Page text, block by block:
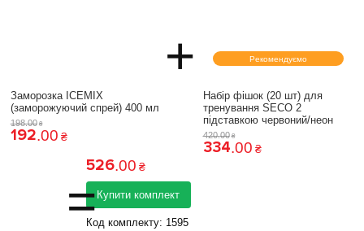
+
Заморозка ICEMIX
(заморожуючий спрей) 400 мл
198.00 ₴
192.00 ₴
Рекомендуємо
Набір фішок (20 шт) для
тренування SECO 2
підставкою червоний/неон
420.00 ₴
334.00 ₴
=
526.00 ₴
Купити комплект
Код комплекту: 1595